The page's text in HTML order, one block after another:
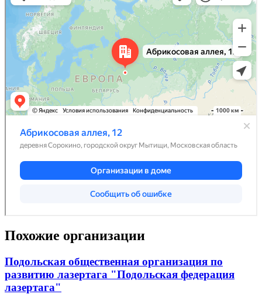
Похожие организации
Подольская общественная организация по
развитию лазертага "Подольская федерация
лазертага"